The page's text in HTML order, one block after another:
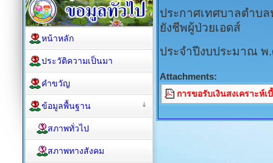
ประกาศเทศบาลตำบล
ยังชีพผู้ป่วยเอดส์
ประจำปีงบประมาณ
Attachments:
การขอรับเงินสงเคราะห์
หน้าหลัก
ประวัติความเป็นมา
คำขวัญ
ข้อมูลพื้นฐาน
สภาพทั่วไป
สภาพทางสังคม